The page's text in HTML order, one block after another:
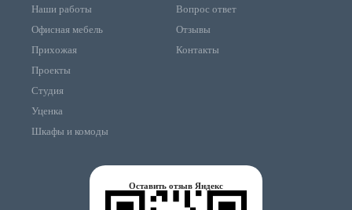
Наши работы
Офисная мебель
Прихожая
Проекты
Студия
Уценка
Шкафы и комоды
Вопрос ответ
Отзывы
Контакты
Оставить отзыв Яндекс